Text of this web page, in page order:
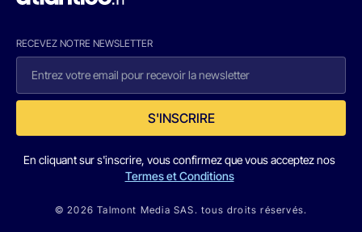
RECEVEZ NOTRE NEWSLETTER
S'INSCRIRE
En cliquant sur s'inscrire, vous confirmez que vous acceptez nos
Termes et Conditions
© 2026 Talmont Media SAS. tous droits réservés.